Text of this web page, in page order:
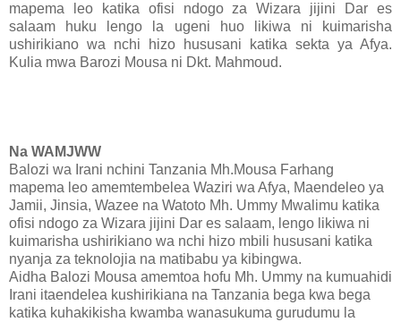
mapema leo katika ofisi ndogo za Wizara jijini Dar es
salaam huku lengo la ugeni huo likiwa ni kuimarisha
ushirikiano wa nchi hizo hususani katika sekta ya Afya.
Kulia mwa Barozi Mousa ni Dkt. Mahmoud.
Na WAMJWW
Balozi wa Irani nchini Tanzania Mh.Mousa Farhang
mapema leo amemtembelea Waziri wa Afya, Maendeleo ya
Jamii, Jinsia, Wazee na Watoto Mh. Ummy Mwalimu katika
ofisi ndogo za Wizara jijini Dar es salaam, lengo likiwa ni
kuimarisha ushirikiano wa nchi hizo mbili hususani katika
nyanja za teknolojia na matibabu ya kibingwa.
Aidha Balozi Mousa amemtoa hofu Mh. Ummy na kumuahidi
Irani itaendelea kushirikiana na Tanzania bega kwa bega
katika kuhakikisha kwamba wanasukuma gurudumu la